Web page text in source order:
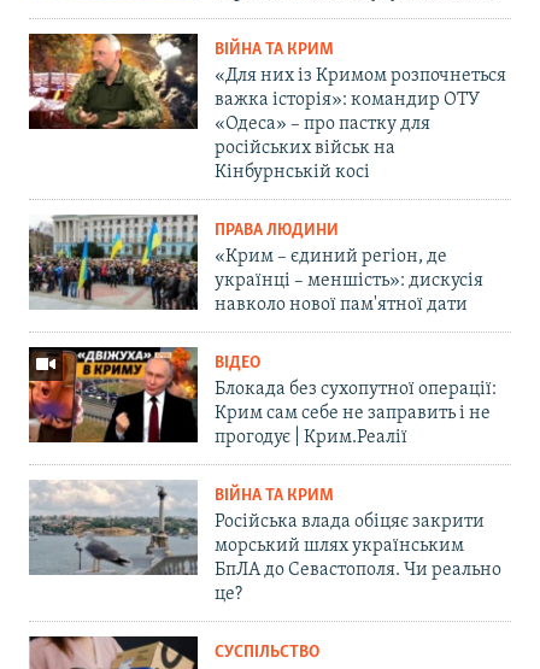
ВІЙНА ТА КРИМ
«Для них із Кримом розпочнеться
важка історія»: командир ОТУ
«Одеса» – про пастку для
російських військ на
Кінбурнській косі
ПРАВА ЛЮДИНИ
«Крим – єдиний регіон, де
українці – меншість»: дискусія
навколо нової пам'ятної дати
ВІДЕО
Блокада без сухопутної операції:
Крим сам себе не заправить і не
прогодує | Крим.Реалії
ВІЙНА ТА КРИМ
Російська влада обіцяє закрити
морський шлях українським
БпЛА до Севастополя. Чи реально
це?
СУСПІЛЬСТВО